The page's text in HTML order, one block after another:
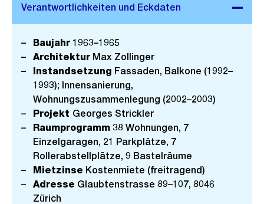
Baujahr 1963–1965
Architektur Max Zollinger
Instandsetzung Fassaden, Balkone (1992–
1993); Innensanierung,
Wohnungszusammenlegung (2002–2003)
Projekt Georges Strickler
Raumprogramm 38 Wohnungen, 7
Einzelgaragen, 21 Parkplätze, 7
Rollerabstellplätze, 9 Bastelräume
Mietzinse Kostenmiete (freitragend)
Adresse Glaubtenstrasse 89–107, 8046
Zürich